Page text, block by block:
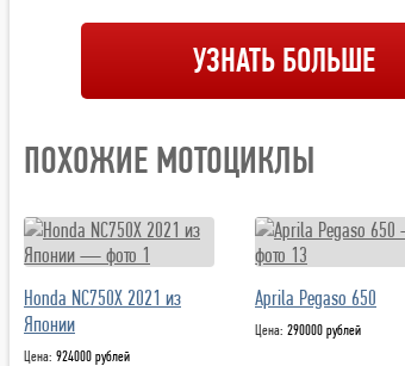
УЗНАТЬ БОЛЬШЕ
ПОХОЖИЕ МОТОЦИКЛЫ
Honda NC750X 2021 из
Японии
Цена: 924000 рублей
Aprila Pegaso 650
Цена: 290000 рублей